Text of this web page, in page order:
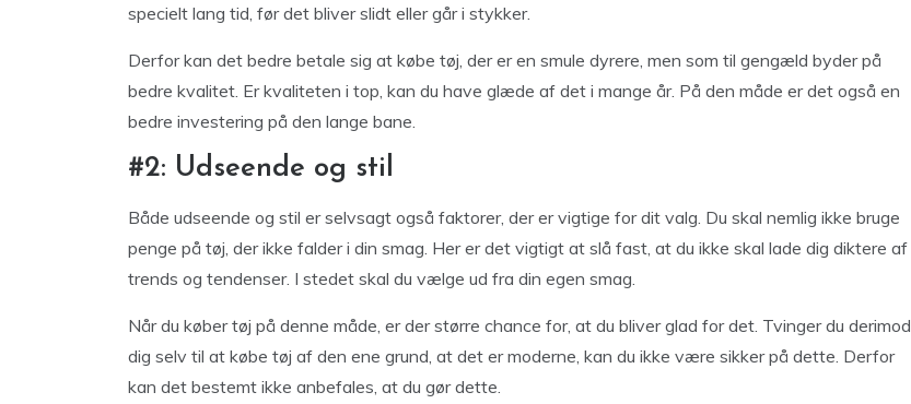
specielt lang tid, før det bliver slidt eller går i stykker.
Derfor kan det bedre betale sig at købe tøj, der er en smule dyrere, men som til gengæld byder på
bedre kvalitet. Er kvaliteten i top, kan du have glæde af det i mange år. På den måde er det også en
bedre investering på den lange bane.
#2: Udseende og stil
Både udseende og stil er selvsagt også faktorer, der er vigtige for dit valg. Du skal nemlig ikke bruge
penge på tøj, der ikke falder i din smag. Her er det vigtigt at slå fast, at du ikke skal lade dig diktere af
trends og tendenser. I stedet skal du vælge ud fra din egen smag.
Når du køber tøj på denne måde, er der større chance for, at du bliver glad for det. Tvinger du derimod
dig selv til at købe tøj af den ene grund, at det er moderne, kan du ikke være sikker på dette. Derfor
kan det bestemt ikke anbefales, at du gør dette.